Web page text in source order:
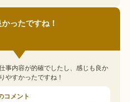
ったですね！
事内容が的確でしたし、感じも良か
やすかったですね！
コメント